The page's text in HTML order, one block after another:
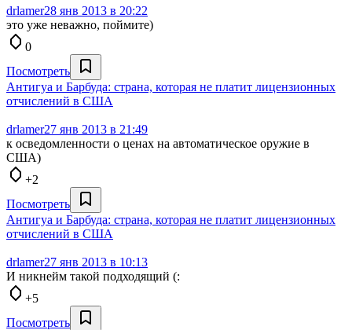
drlamer28 янв 2013 в 20:22
это уже неважно, поймите)
0
Посмотреть
Антигуа и Барбуда: страна, которая не платит лицензионных
отчислений в США
drlamer27 янв 2013 в 21:49
к осведомленности о ценах на автоматическое оружие в
США)
+2
Посмотреть
Антигуа и Барбуда: страна, которая не платит лицензионных
отчислений в США
drlamer27 янв 2013 в 10:13
И никнейм такой подходящий (:
+5
Посмотреть